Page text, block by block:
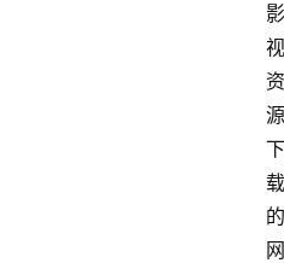
影
视
资
源
下
载
的
网